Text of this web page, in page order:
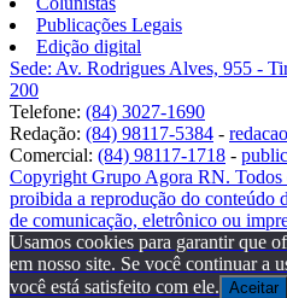
Publicações Legais
Edição digital
Sede: Av. Rodrigues Alves, 955 -
200
Telefone: (84) 3027-1690
Redação: (84) 98117-5384 -
Comercial: (84) 98117-1718 -
Copyright Grupo Agora RN. Todos
proibida a reprodução do conteúdo
de comunicação, eletrônico ou
Usamos cookies para garantir que
em nosso site. Se você continuar a
você está satisfeito com ele. Aceitar